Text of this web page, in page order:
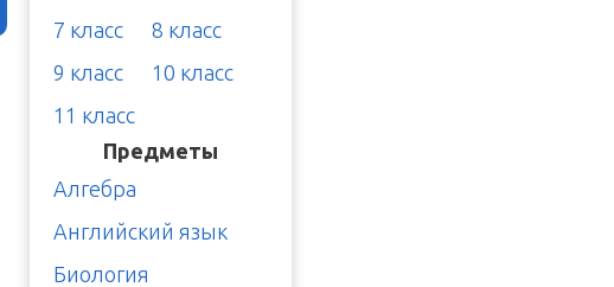
7 класс
8 класс
9 класс
10 класс
11 класс
Предметы
Алгебра
Английский язык
Биология